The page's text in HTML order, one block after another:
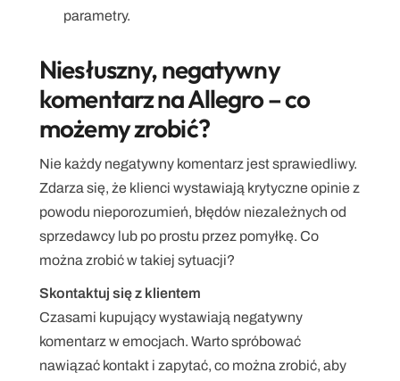
parametry.
Niesłuszny, negatywny
komentarz na Allegro – co
możemy zrobić?
Nie każdy negatywny komentarz jest sprawiedliwy.
Zdarza się, że klienci wystawiają krytyczne opinie z
powodu nieporozumień, błędów niezależnych od
sprzedawcy lub po prostu przez pomyłkę. Co
można zrobić w takiej sytuacji?
Skontaktuj się z klientem
Czasami kupujący wystawiają negatywny
komentarz w emocjach. Warto spróbować
nawiązać kontakt i zapytać, co można zrobić, aby